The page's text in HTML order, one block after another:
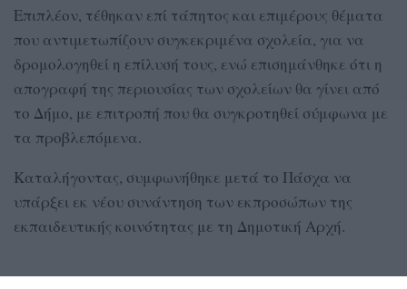
Επιπλέον, τέθηκαν επί τάπητος και επιμέρους θέματα
που αντιμετωπίζουν συγκεκριμένα σχολεία, για να
δρομολογηθεί η επίλυσή τους, ενώ επισημάνθηκε ότι η
απογραφή της περιουσίας των σχολείων θα γίνει από
το Δήμο, με επιτροπή που θα συγκροτηθεί σύμφωνα με
τα προβλεπόμενα.
Καταλήγοντας, συμφωνήθηκε μετά το Πάσχα να
υπάρξει εκ νέου συνάντηση των εκπροσώπων της
εκπαιδευτικής κοινότητας με τη Δημοτική Αρχή.